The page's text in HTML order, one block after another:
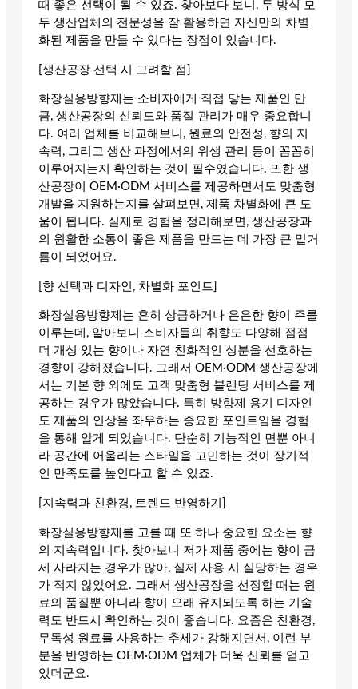
때 좋은 선택이 될 수 있죠. 찾아보다 보니, 두 방식 모
두 생산업체의 전문성을 잘 활용하면 자신만의 차별
화된 제품을 만들 수 있다는 장점이 있습니다.
[생산공장 선택 시 고려할 점]
화장실용방향제는 소비자에게 직접 닿는 제품인 만
큼, 생산공장의 신뢰도와 품질 관리가 매우 중요합니
다. 여러 업체를 비교해보니, 원료의 안전성, 향의 지
속력, 그리고 생산 과정에서의 위생 관리 등이 꼼꼼히
이루어지는지 확인하는 것이 필수였습니다. 또한 생
산공장이 OEM·ODM 서비스를 제공하면서도 맞춤형
개발을 지원하는지를 살펴보면, 제품 차별화에 큰 도
움이 됩니다. 실제로 경험을 정리해보면, 생산공장과
의 원활한 소통이 좋은 제품을 만드는 데 가장 큰 밑거
름이 되었어요.
[향 선택과 디자인, 차별화 포인트]
화장실용방향제는 흔히 상큼하거나 은은한 향이 주를
이루는데, 알아보니 소비자들의 취향도 다양해 점점
더 개성 있는 향이나 자연 친화적인 성분을 선호하는
경향이 강해졌습니다. 그래서 OEM·ODM 생산공장에
서는 기본 향 외에도 고객 맞춤형 블렌딩 서비스를 제
공하는 경우가 많았습니다. 특히 방향제 용기 디자인
도 제품의 인상을 좌우하는 중요한 포인트임을 경험
을 통해 알게 되었습니다. 단순히 기능적인 면뿐 아니
라 공간에 어울리는 스타일을 고민하는 것이 장기적
인 만족도를 높인다고 할 수 있죠.
[지속력과 친환경, 트렌드 반영하기]
화장실용방향제를 고를 때 또 하나 중요한 요소는 향
의 지속력입니다. 찾아보니 저가 제품 중에는 향이 금
세 사라지는 경우가 많아, 실제 사용 시 실망하는 경우
가 적지 않았어요. 그래서 생산공장을 선정할 때는 원
료의 품질뿐 아니라 향이 오래 유지되도록 하는 기술
력도 반드시 확인하는 것이 좋습니다. 요즘은 친환경,
무독성 원료를 사용하는 추세가 강해지면서, 이런 부
분을 반영하는 OEM·ODM 업체가 더욱 신뢰를 얻고
있더군요.